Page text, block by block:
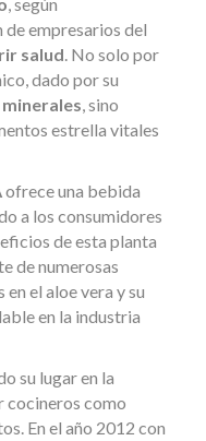
empresarios del
salud. No solo por
dado por su
minerales, sino
estrella vitales
ofrece una bebida
a los consumidores
de esta planta
de numerosas
el aloe vera y su
en la industria
su lugar en la
cocineros como
En el año 2012 con